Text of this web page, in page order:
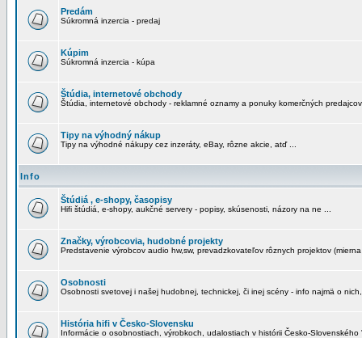
Predám
Súkromná inzercia - predaj
Kúpim
Súkromná inzercia - kúpa
Štúdia, internetové obchody
Štúdia, internetové obchody - reklamné oznamy a ponuky komerčných predajcov
Tipy na výhodný nákup
Tipy na výhodné nákupy cez inzeráty, eBay, rôzne akcie, atď ...
Info
Štúdiá , e-shopy, časopisy
Hifi štúdiá, e-shopy, aukčné servery - popisy, skúsenosti, názory na ne ...
Značky, výrobcovia, hudobné projekty
Predstavenie výrobcov audio hw,sw, prevadzkovateľov rôznych projektov
Osobnosti
Osobnosti svetovej i našej hudobnej, technickej, či inej scény - info najmä o
História hifi v Česko-Slovensku
Informácie o osobnostiach, výrobkoch, udalostiach v histórii Česko-Slovenského